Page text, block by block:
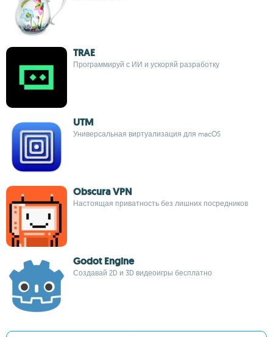
TRAE
Программируй с ИИ и ускоряй разработку
UTM
Универсальная виртуализация для macOS
Obscura VPN
Настоящая приватность без лишних посредников
Godot Engine
Создавай 2D и 3D видеоигры бесплатно